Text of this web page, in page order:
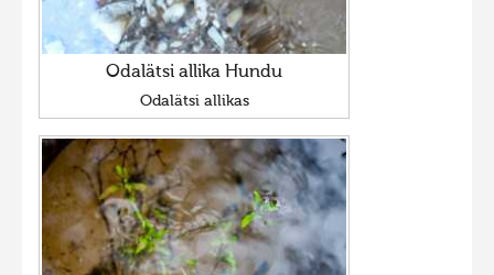
Odalätsi allika Hundu
Odalätsi allikas